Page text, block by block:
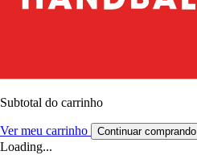
Subtotal do carrinho
Ver meu carrinho Continuar comprando
Loading...